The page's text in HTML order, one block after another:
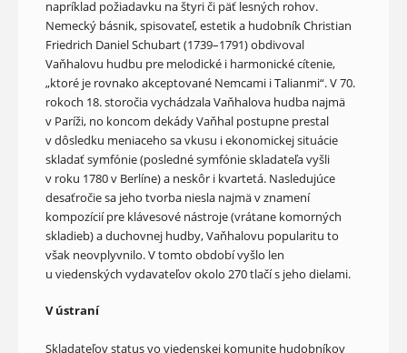
napríklad požiadavku na štyri či päť lesných rohov.
Nemecký básnik, spisovateľ, estetik a hudobník Christian
Friedrich Daniel Schubart (1739–1791) obdivoval
Vaňhalovu hudbu pre melodické i harmonické cítenie,
„ktoré je rovnako akceptované Nemcami i Talianmi“. V 70.
rokoch 18. storočia vychádzala Vaňhalova hudba najmä
v Paríži, no koncom dekády Vaňhal postupne prestal
v dôsledku meniaceho sa vkusu i ekonomickej situácie
skladať symfónie (posledné symfónie skladateľa vyšli
v roku 1780 v Berlíne) a neskôr i kvartetá. Nasledujúce
desaťročie sa jeho tvorba niesla najmä v znamení
kompozícií pre klávesové nástroje (vrátane komorných
skladieb) a duchovnej hudby, Vaňhalovu popularitu to
však neovplyvnilo. V tomto období vyšlo len
u viedenských vydavateľov okolo 270 tlačí s jeho dielami.
V ústraní
Skladateľov status vo viedenskej komunite hudobníkov